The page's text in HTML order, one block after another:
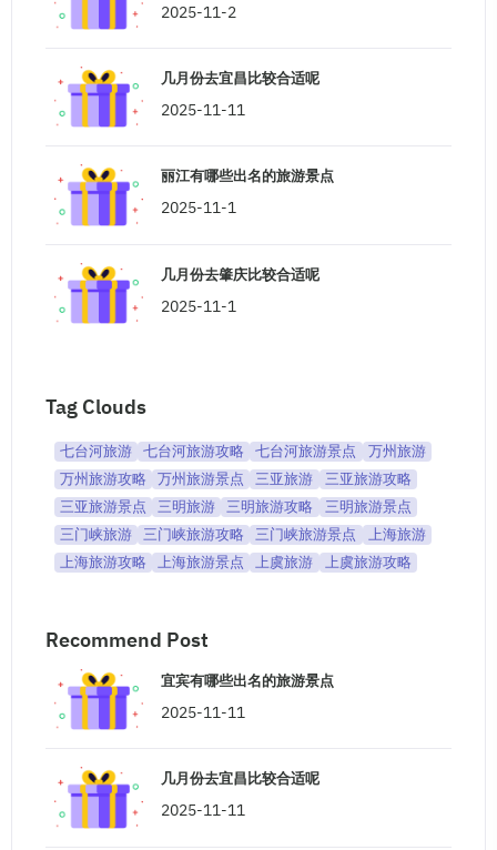
2025-11-2
几月份去宜昌比较合适呢
2025-11-11
丽江有哪些出名的旅游景点
2025-11-1
几月份去肇庆比较合适呢
2025-11-1
Tag Clouds
七台河旅游 七台河旅游攻略 七台河旅游景点
万州旅游
万州旅游攻略
万州旅游景点 三亚旅游
三亚旅游攻略
三亚旅游景点
三明旅游 三明旅游攻略
三明旅游景点
三门峡旅游
三门峡旅游攻略 三门峡旅游景点
上海旅游
上海旅游攻略
上海旅游景点 上虞旅游 上虞旅游攻略
Recommend Post
宜宾有哪些出名的旅游景点
2025-11-11
几月份去宜昌比较合适呢
2025-11-11